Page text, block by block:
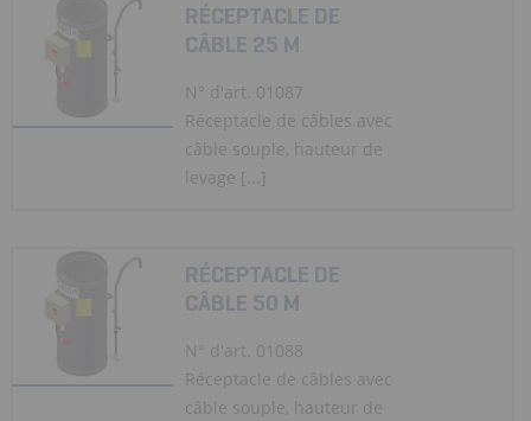
RÉCEPTACLE DE
CÂBLE 25 M
N° d'art. 01087
Réceptacle de câbles avec
câble souple, hauteur de
levage [...]
RÉCEPTACLE DE
CÂBLE 50 M
N° d'art. 01088
Réceptacle de câbles avec
câble souple, hauteur de